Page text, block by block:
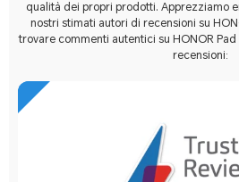
qualità dei propri prodotti. Apprezziamo
nostri stimati autori di recensioni su
trovare commenti autentici su HONOR
recensioni: